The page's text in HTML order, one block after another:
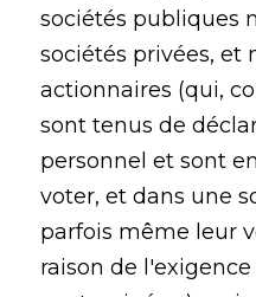
sociétés publiques
sociétés privées, et
actionnaires (qui,
sont tenus de
personnel et sont
voter, et dans une
parfois même leur
raison de